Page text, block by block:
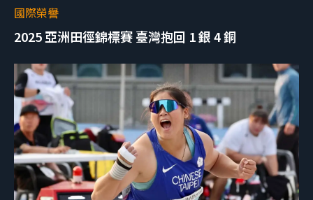
國際榮譽
2025 亞洲田徑錦標賽 臺灣抱回 1 銀 4 銅